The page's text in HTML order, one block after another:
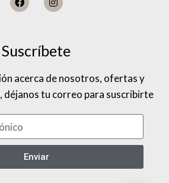
Suscríbete
acerca de nosotros, ofertas y
déjanos tu correo para suscribirte
Enviar